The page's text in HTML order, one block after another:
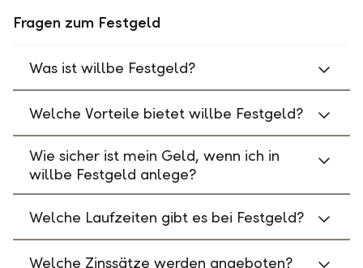
Fragen zum Festgeld
Was ist willbe Festgeld?
Welche Vorteile bietet willbe Festgeld?
Wie sicher ist mein Geld, wenn ich in
willbe Festgeld anlege?
Welche Laufzeiten gibt es bei Festgeld?
Welche Zinssätze werden angeboten?